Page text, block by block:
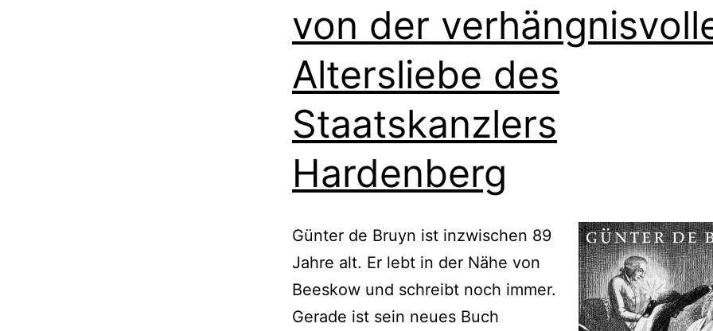
von der
Altersliebe des
Staatskanzlers
Hardenberg
Günter de Bruyn ist inzwischen 89
Jahre alt. Er lebt in der Nähe von
Beeskow und schreibt noch immer.
Gerade ist sein neues Buch